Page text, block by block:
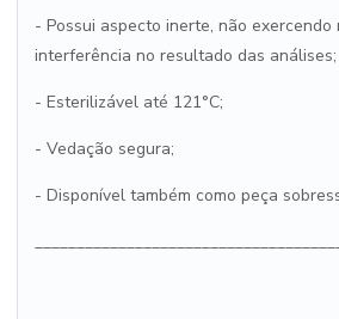
- Possui aspecto inerte, não exercendo
interferência no resultado das análises;
- Esterilizável até 121°C;
- Vedação segura;
- Disponível também como peça